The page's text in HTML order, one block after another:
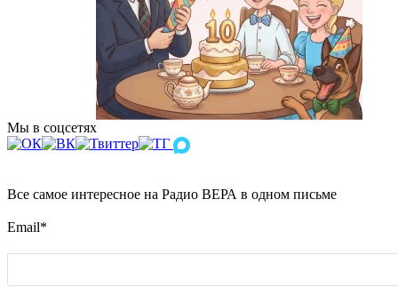
Мы в соцсетях
Все самое интересное на Радио ВЕРА в одном письме
Email*